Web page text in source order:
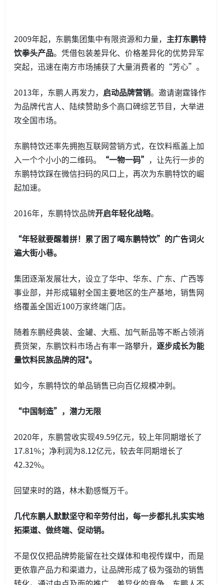
2009年起，东鹏集团集中有限资源和力量， 主打东鹏特
饮拳头产品。凭借包装差异化、价格差异化的优势异军
突起，迅速在南方市场捕获了大量消费者的“芳心”。
2013年，东鹏人再发力， 启动品牌营销。邀请谢霆锋作
为品牌代言人、陆续赞助多个高口碑综艺节目，大举进
攻全国市场。
东鹏特饮还率先拥抱互联网营销方式，在饮料瓶盖上加
入一个个小小的二维码。
“一物一码” ，让先行一步的
东鹏特饮踩在微信扫码的风口上，再次为东鹏特饮的崛
起加速。
2016年，东鹏特饮品牌开启年轻化战略。
“年轻就要醒着拼！累了困了喝东鹏特饮”的广告词火
遍大街小巷。
集团逐渐发展壮大，设立了华中、华东、广东、广西等
事业部，并形成辐射全国主要地区的生产基地，销售网
络覆盖全国近100万家终端门店。
随着东鹏经典装、金罐、大瓶、加气新品等不断占领消
费货架，东鹏饮料市场占有率一路攀升， 逐步成长为能
量饮料民族品牌的冠*。
如今，东鹏特饮的单品销售已向百亿规模冲刺。
“中国制造”，潜力无限
2020年，东鹏营收实现49.59亿元，较上年同期增长了
17.81%；净利润为8.12亿元，较去年同期增长了
42.32%。
回望来时的路，林木勤感慨万千。
几代东鹏人默默坚守和辛劳付出，每一步都扎扎实实地
拓渠道、做终端、促动销。
不是仅仅把品牌势能留在社交媒体和电视传媒中，而是
更依靠产品力和渠道力，让品牌形成了极为强劲的销售